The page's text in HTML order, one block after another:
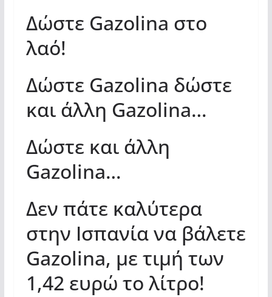
Δώστε Gazolina στο
λαό!
Δώστε Gazolina δώστε
και άλλη Gazolina…
Δώστε και άλλη
Gazolina…
Δεν πάτε καλύτερα
στην Ισπανία να βάλετε
Gazolina, με τιμή των
1,42 ευρώ το λίτρο!